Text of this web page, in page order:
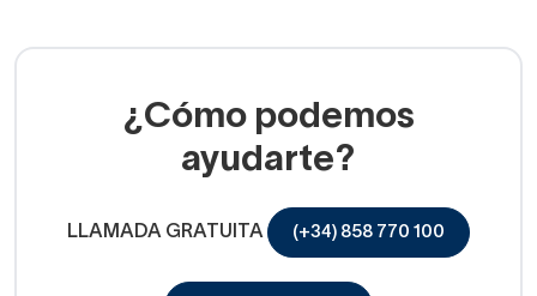
humedad y las altas temperaturas sin desprenderse.
Un truco es colocar otros elementos suspendidos en tu
baño si este es muy estrecho: hay
para combinar con tu estantería de esquina para baño.
¿Cómo podemos
ayudarte?
LLAMADA GRATUITA (+34) 858 770 100